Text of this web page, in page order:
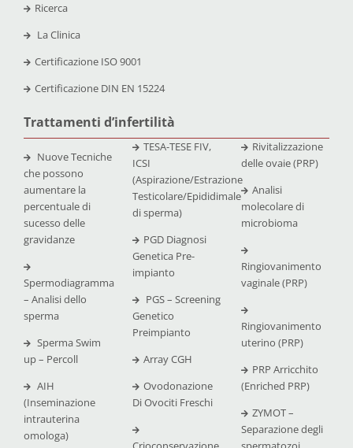
Ricerca
La Clinica
Certificazione ISO 9001
Certificazione DIN EN 15224
Trattamenti d’infertilità
Nuove Tecniche
che possono
aumentare la
percentuale di
sucesso delle
gravidanze
Spermodiagramma
– Analisi dello
sperma
Sperma Swim
up – Percoll
AIH
(Inseminazione
intrauterina
omologa)
TESA-TESE FIV,
ICSI
(Aspirazione/Estrazione
Testicolare/Epididimale
di sperma)
PGD Diagnosi
Genetica Pre-
impianto
PGS – Screening
Genetico
Preimpianto
Array CGH
Ovodonazione
Di Ovociti Freschi
Rivitalizzazione
delle ovaie (PRP)
Analisi
molecolare di
microbioma
Ringiovanimento
vaginale (PRP)
Ringiovanimento
uterino (PRP)
PRP Arricchito
(Enriched PRP)
ZYMOT –
Separazione degli